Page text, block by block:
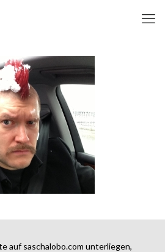
auf saschalobo.com unterliegen,